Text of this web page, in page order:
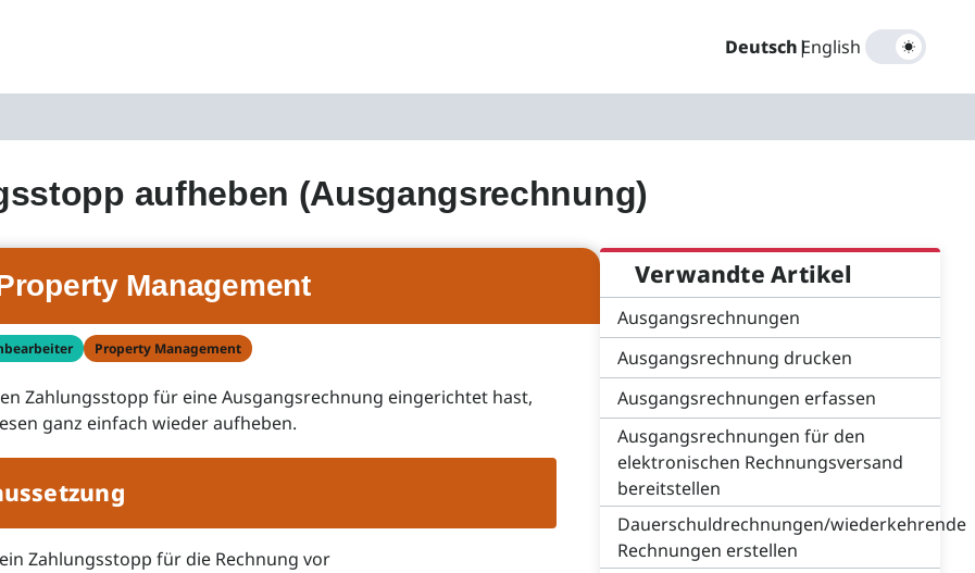
Deutsch|
English
aufheben (Ausgangsrechnung)
Management
Property Management
Zahlungsstopp für eine Ausgangsrechnung eingerichtet hast,
ganz einfach wieder aufheben.
Zahlungsstopp für die Rechnung vor
Verwandte Artikel
Ausgangsrechnungen
Ausgangsrechnung drucken
Ausgangsrechnungen erfassen
Ausgangsrechnungen für den
elektronischen Rechnungsversand
bereitstellen
Dauerschuldrechnungen/wiederkehrende
Rechnungen erstellen